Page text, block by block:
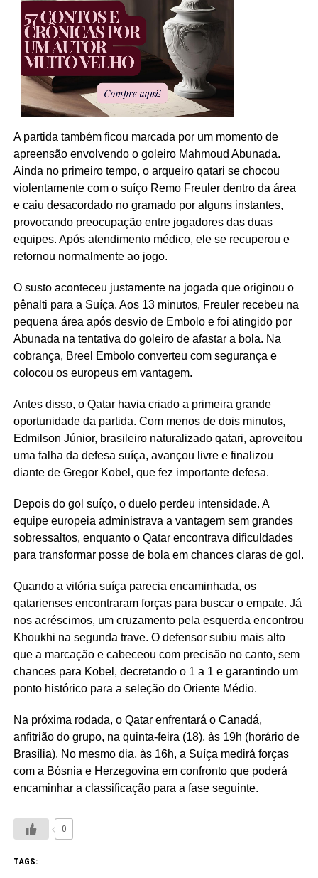
A partida também ficou marcada por um momento de
apreensão envolvendo o goleiro Mahmoud Abunada.
Ainda no primeiro tempo, o arqueiro qatari se chocou
violentamente com o suíço Remo Freuler dentro da área
e caiu desacordado no gramado por alguns instantes,
provocando preocupação entre jogadores das duas
equipes. Após atendimento médico, ele se recuperou e
retornou normalmente ao jogo.
O susto aconteceu justamente na jogada que originou o
pênalti para a Suíça. Aos 13 minutos, Freuler recebeu na
pequena área após desvio de Embolo e foi atingido por
Abunada na tentativa do goleiro de afastar a bola. Na
cobrança, Breel Embolo converteu com segurança e
colocou os europeus em vantagem.
Antes disso, o Qatar havia criado a primeira grande
oportunidade da partida. Com menos de dois minutos,
Edmilson Júnior, brasileiro naturalizado qatari, aproveitou
uma falha da defesa suíça, avançou livre e finalizou
diante de Gregor Kobel, que fez importante defesa.
Depois do gol suíço, o duelo perdeu intensidade. A
equipe europeia administrava a vantagem sem grandes
sobressaltos, enquanto o Qatar encontrava dificuldades
para transformar posse de bola em chances claras de gol.
Quando a vitória suíça parecia encaminhada, os
qatarienses encontraram forças para buscar o empate. Já
nos acréscimos, um cruzamento pela esquerda encontrou
Khoukhi na segunda trave. O defensor subiu mais alto
que a marcação e cabeceou com precisão no canto, sem
chances para Kobel, decretando o 1 a 1 e garantindo um
ponto histórico para a seleção do Oriente Médio.
Na próxima rodada, o Qatar enfrentará o Canadá,
anfitrião do grupo, na quinta-feira (18), às 19h (horário de
Brasília). No mesmo dia, às 16h, a Suíça medirá forças
com a Bósnia e Herzegovina em confronto que poderá
encaminhar a classificação para a fase seguinte.
0
TAGS: